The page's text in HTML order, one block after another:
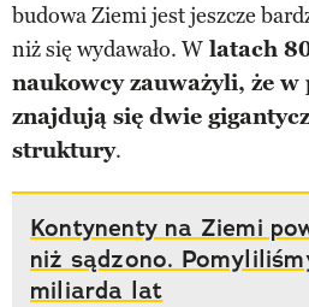
budowa Ziemi jest jeszcze
niż się wydawało. W latach
naukowcy zauważyli, że w
znajdują się dwie
struktury.
Kontynenty na Ziemi
niż sądzono.
miliarda lat